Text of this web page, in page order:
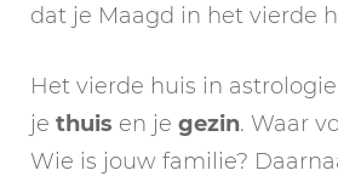
dat je Maagd in het vierde
Het vierde huis in
je thuis en je gezin. Waar
Wie is jouw familie?